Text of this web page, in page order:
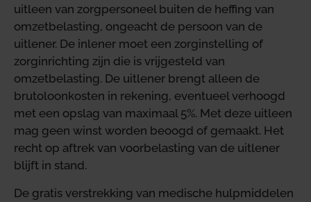
uitleen van zorgpersoneel buiten de heffing van
omzetbelasting, ongeacht de persoon van de
uitlener. De inlener moet een zorginstelling of
zorginrichting zijn die is vrijgesteld van
omzetbelasting. De uitlener brengt alleen de
brutoloonkosten in rekening, eventueel verhoogd
met een opslag van maximaal 5%. Met deze uitleen
mag geen winst worden beoogd of gemaakt. Het
recht op aftrek van voorbelasting van de uitlener
blijft in stand.
De gratis verstrekking van medische hulpmiddelen